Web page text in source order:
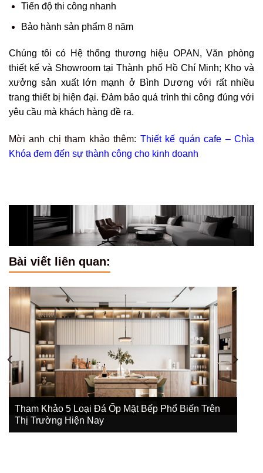
Tiến độ thi công nhanh
Bảo hành sản phẩm 8 năm
Chúng tôi có Hệ thống thương hiệu OPAN, Văn phòng
thiết kế và Showroom tại Thành phố Hồ Chí Minh; Kho và
xưởng sản xuất lớn mạnh ở Bình Dương với rất nhiều
trang thiết bị hiện đại. Đảm bảo quá trình thi công đúng với
yêu cầu mà khách hàng đề ra.
Mời anh chị tham khảo thêm: Thiết kế quán cafe – Chìa
Khóa đem đến sự thành công cho kinh doanh
Bài viết liên quan:
Biến Trên
Tham Khảo 3 Mẫu Thiết Kế Nội Thất
Phòng Ngủ Đẹp 2022